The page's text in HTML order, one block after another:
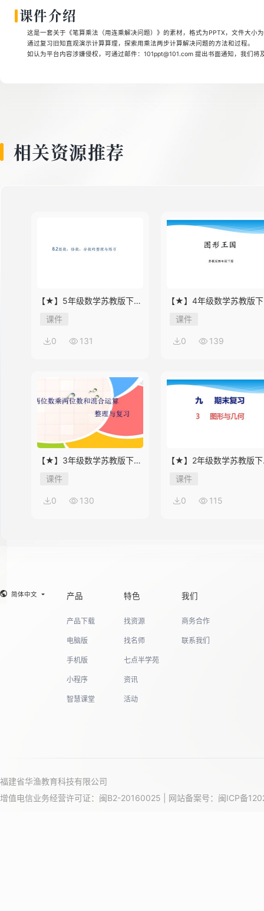
课件介绍
这是一套关于《笔算乘法（用连乘解决问题）》的素材，格式为PPTX，文件大小
通过复习旧知直观演示计算算理，探索用乘法两步计算解决问题的方法和过程。
如认为平台内容涉嫌侵权，可通过邮件：101ppt@101.com 提出书面通知，我们将
相关资源推荐
【★】5年级数学苏教版下册
课件第8单元《单元复习》
课件
0 131
【★】4年级数学苏教版
课件第9单元《单元复习》
课件
0 139
【★】3年级数学苏教版下册
课件第10单元《单元复习》
课件
0 130
【★】2年级数学苏教版
课件第9单元《期末复习》
课件
0 115
简体中文 产品
产品下载
电脑版
手机版
小程序
智慧课堂
特色
找资源
找名师
七点半学苑
资讯
活动
我们
商务合作
联系我们
福建省华渔教育科技有限公司
增值电信业务经营许可证：闽B2-20160025 | 网站备案号： 闽ICP备